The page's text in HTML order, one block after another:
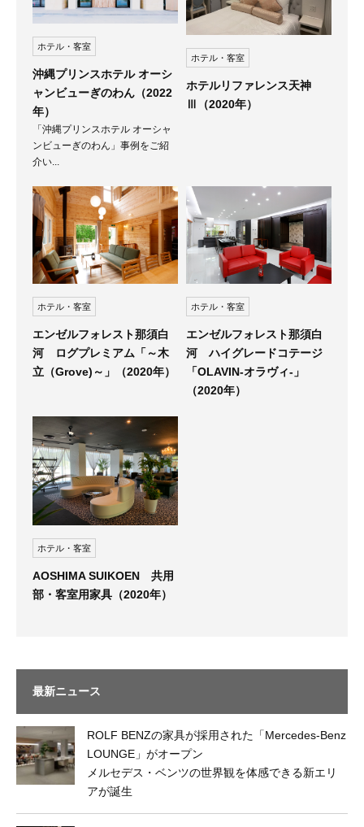
ホテル・客室
沖縄プリンスホテル オーシ
ャンビューぎのわん（2022
年）
「沖縄プリンスホテル オーシャ
ンビューぎのわん」事例をご紹
介い...
ホテル・客室
ホテルリファレンス天神
Ⅲ（2020年）
ホテル・客室
エンゼルフォレスト那須白
河 ログプレミアム「～木
立（Grove)～」（2020年）
ホテル・客室
エンゼルフォレスト那須白
河 ハイグレードコテージ
「OLAVIN-オラヴィ-」
（2020年）
ホテル・客室
AOSHIMA SUIKOEN 共用
部・客室用家具（2020年）
最新ニュース
ROLF BENZの家具が採用された「Mercedes-Benz
LOUNGE」がオープン
メルセデス・ベンツの世界観を体感できる新エリ
アが誕生